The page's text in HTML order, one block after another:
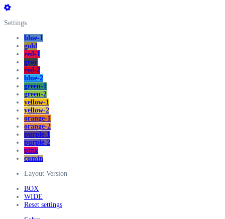
Settings
blue-1
gold
red-1
gray
red-2
blue-2
green-1
green-2
yellow-1
yellow-2
orange-1
orange-2
purple-1
purple-2
pink
cumin
Layout Version
BOX
WIDE
Reset settings